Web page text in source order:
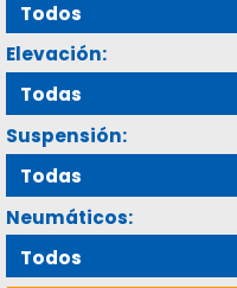
Elevación:
Suspensión:
Neumáticos: